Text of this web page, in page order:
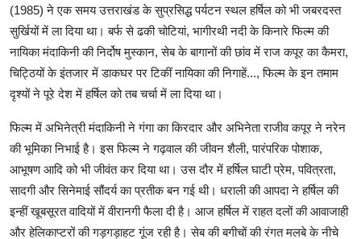
(1985) ने एक समय उत्तराखंड के सुप्रसिद्ध पर्यटन स्थल हर्षिल को भी जबरदस्त
सुर्खियों में ला दिया था। बर्फ से ढकी चोटियां, भागीरथी नदी के किनारे फिल्म की
नायिका मंदाकिनी की निर्दोष मुस्कान, सेब के बागानों की छांव में राज कपूर का कैमरा,
चिट्ठियों के इंतजार में डाकघर पर टिकीं नायिका की निगाहें..., फिल्म के इन तमाम
दृश्यों ने पूरे देश में हर्षिल को तब चर्चा में ला दिया था।
फिल्म में अभिनेत्री मंदाकिनी ने गंगा का किरदार और अभिनेता राजीव कपूर ने नरेन
की भूमिका निभाई है। इस फिल्म ने गढ़वाल की जीवन शैली, पारंपरिक पोशाक,
आभूषण आदि को भी जीवंत कर दिया था। उस दौर में हर्षिल घाटी प्रेम, पवित्रता,
सादगी और सिनेमाई सौंदर्य का प्रतीक बन गई थी। धराली की आपदा ने हर्षिल की
इन्हीं खूबसूरत वादियों में वीरानगी फैला दी है। आज हर्षिल में राहत दलों की आवाजाही
और हेलिकाप्टरों की गड़गड़ाहट गूंज रही है। सेब की बगीचों की रंगत मलबे के नीचे